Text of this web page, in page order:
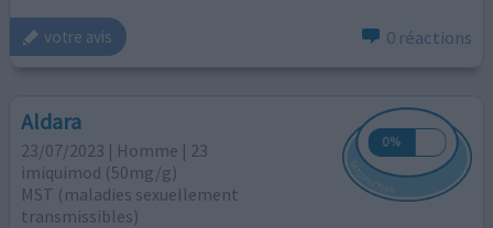
votre avis 0 réactions
Aldara
23/07/2023 | Homme | 23
imiquimod (50mg/g)
MST (maladies sexuellement
transmissibles)